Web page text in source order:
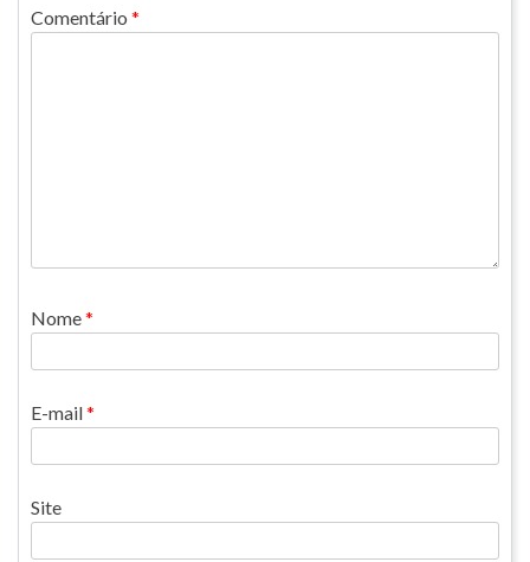
Comentário *
Nome*
E-mail*
Site